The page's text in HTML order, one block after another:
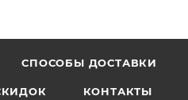
СПОСОБЫ ДОСТАВКИ
КОНТАКТЫ